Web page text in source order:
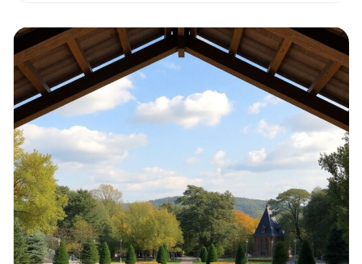
Уфе
для
бизнеса
и
города